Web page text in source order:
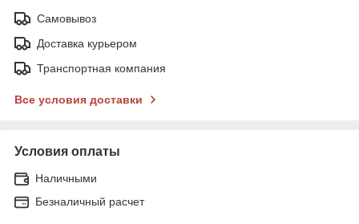
Самовывоз
Доставка курьером
Транспортная компания
Все условия доставки
Условия оплаты
Наличными
Безналичный расчет